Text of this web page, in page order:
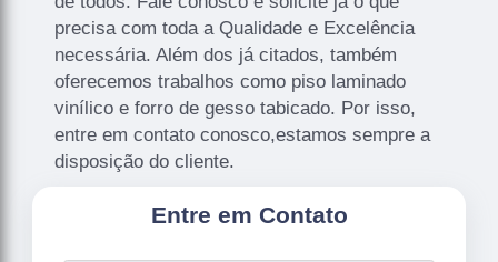
precisa com toda a Qualidade e Excelência
necessária. Além dos já citados, também
oferecemos trabalhos como piso laminado
vinílico e forro de gesso tabicado. Por isso,
entre em contato conosco,estamos sempre a
disposição do cliente.
Entre em Contato